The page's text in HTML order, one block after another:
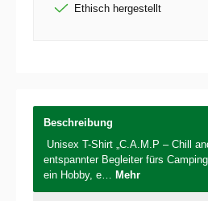
Ethisch hergestellt
Beschreibung
Unisex T-Shirt „C.A.M.P – Chill
entspannter Begleiter fürs
ein Hobby, e… Mehr